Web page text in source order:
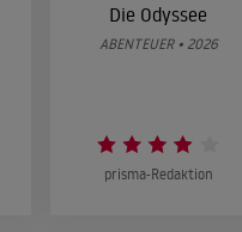
Die Odyssee
ABENTEUER • 2026
prisma-Redaktion